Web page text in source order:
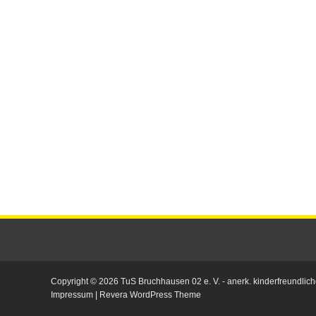
Copyright © 2026 TuS Bruchhausen 02 e. V. - anerk.
Impressum
Revera WordPress Theme